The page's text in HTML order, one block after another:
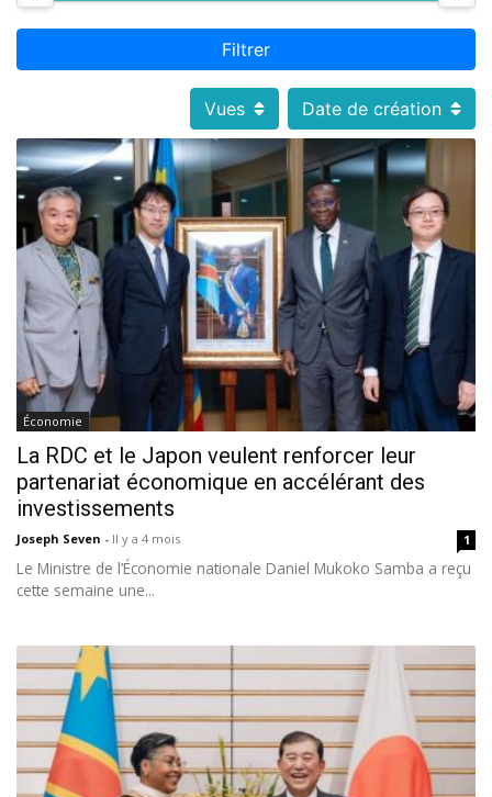
Filtrer
Vues Date de création
Économie
La RDC et le Japon veulent renforcer leur
partenariat économique en accélérant des
investissements
Joseph Seven - Il y a 4 mois 1
Le Ministre de l’Économie nationale Daniel Mukoko Samba a reçu
cette semaine une...